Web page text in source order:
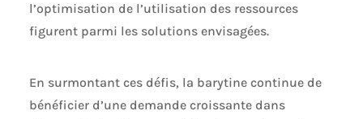
l’optimisation de l’utilisation des ressources
figurent parmi les solutions envisagées.
En surmontant ces défis, la barytine continue de
bénéficier d’une demande croissante dans